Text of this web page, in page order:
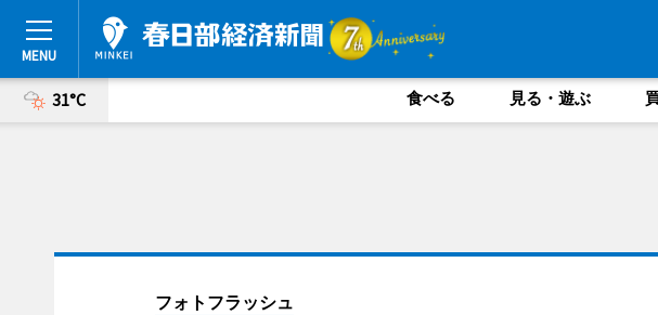
31°C 食べる 見る・遊ぶ
フォトフラッシュ